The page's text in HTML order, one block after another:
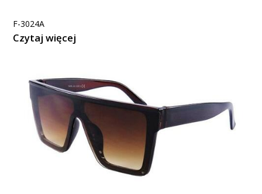
F-3024A
Czytaj więcej